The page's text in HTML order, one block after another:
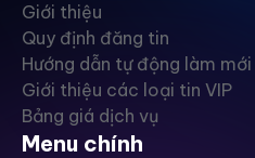
Giới thiệu
Quy định đăng tin
Hướng dẫn tự động làm mới
Giới thiệu các loại tin VIP
Bảng giá dịch vụ
Menu chính